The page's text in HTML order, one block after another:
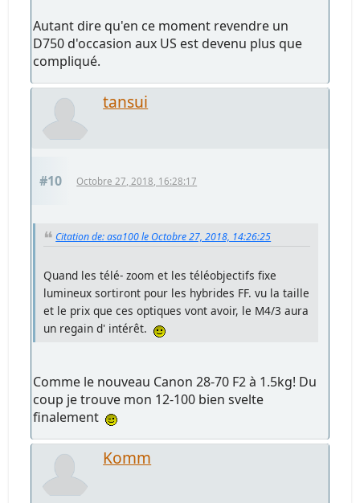
Autant dire qu'en ce moment revendre un
D750 d'occasion aux US est devenu plus que
compliqué.
tansui
#10 Octobre 27, 2018, 16:28:17
Citation de: asa100 le Octobre 27, 2018, 14:26:25
Quand les télé- zoom et les téléobjectifs fixe
lumineux sortiront pour les hybrides FF. vu la taille
et le prix que ces optiques vont avoir, le M4/3 aura
un regain d' intérêt.
Comme le nouveau Canon 28-70 F2 à 1.5kg! Du
coup je trouve mon 12-100 bien svelte
finalement
Komm